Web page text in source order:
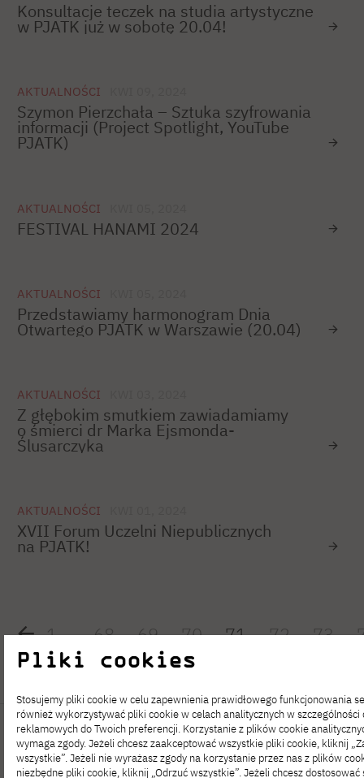
Konsultacje teczek na studia artystyczne
w PJATK już w sobotę 20.04!
AKTUALNOŚCI
Szymon Pierzchała – Sztuka szyfrowania
informacji (Project Spotlight, YouTube
PJATK)
AKTUALNOŚCI
FESTIVAL HANAMI 2024
AKTUALNOŚCI
Przedstawiamy harmonogram Dnia
Otwartego PJATK w Warszawie (20.04)
AKTUALNOŚCI
Z głębokim smutkiem zawiadamiamy
o śmierci dr Marka Ejsmonda-
Ślusarczyka
AKTUALNOŚCI
XVII Forum Uczelni Niepublicznych
na PJATK!
1 … 68 69 70 71 72 73
Pliki cookies
Stosujemy pliki cookie w celu zapewnienia prawidłowego funkcjonowania
również wykorzystywać pliki cookie w celach analitycznych w
reklamowych do Twoich preferencji. Korzystanie z plików cookie
wymaga zgody. Jeżeli chcesz zaakceptować wszystkie pliki cookie, kliknij
wszystkie”. Jeżeli nie wyrażasz zgody na korzystanie przez nas z plików
niezbędne pliki cookie, kliknij „Odrzuć wszystkie”. Jeżeli chcesz